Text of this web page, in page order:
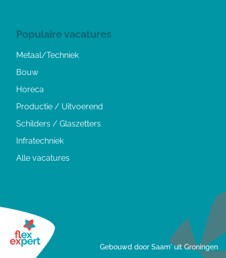
Populaire vacatures
Metaal/Techniek
Bouw
Horeca
Productie / Uitvoerend
Schilders / Glaszetters
Infratechniek
Alle vacatures
Gebouwd door Saam' uit Groningen